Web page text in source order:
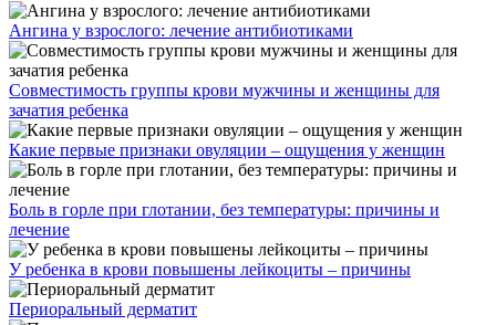
Ангина у взрослого: лечение антибиотиками
Совместимость группы крови мужчины и женщины для
зачатия ребенка
Какие первые признаки овуляции – ощущения у женщин
Боль в горле при глотании, без температуры: причины и
лечение
У ребенка в крови повышены лейкоциты – причины
Периоральный дерматит